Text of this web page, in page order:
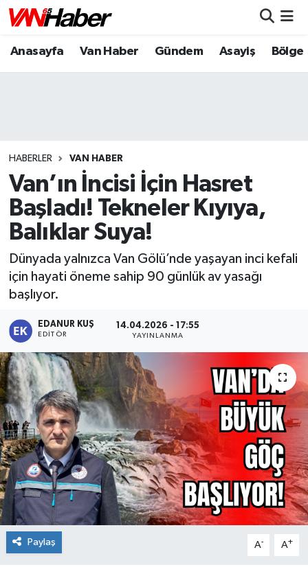
Anasayfa Van Haber Gündem Asayiş Bölge
HABERLER VAN HABER
Van’ın İncisi İçin Hasret
Başladı! Tekneler Kıyıya,
Balıklar Suya!
Dünyada yalnızca Van Gölü’nde yaşayan inci kefali
için hayati öneme sahip 90 günlük av yasağı
başlıyor.
EDANUR KUŞ
EDITÖR
14.04.2026 - 17:55
YAYINLANMA
Paylaş A- A+
Nöbetçi Eczaneler
Puan Durumu ve Fikstür
Tüm Manşetler
Son Dakika Haberleri
Haber Arşivi